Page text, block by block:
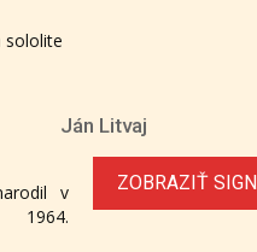
sololite
Ján Litvaj
ZOBRAZIŤ
v